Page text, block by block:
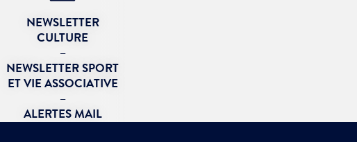
NEWSLETTER
CULTURE
–
NEWSLETTER SPORT
ET VIE ASSOCIATIVE
–
ALERTES MAIL